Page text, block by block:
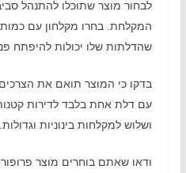
לבחור מוצר שתוכלו להתנהל
המקלחת. בחרו מקלחון עם כמות
שהדלתות שלו יכולות להיפתח
בדקו כי המוצר תואם את
עם דלת אחת בלבד לדירות
ושלוש למקלחות בינוניות וגדולות.
ודאו שאתם בוחרים מוצר